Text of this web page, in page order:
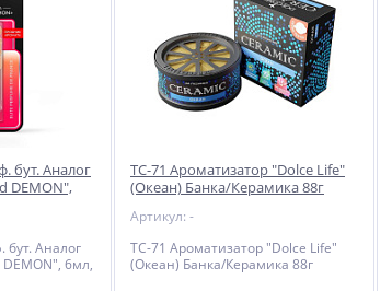
бут. Аналог
DEMON",
бут. Аналог
6мл,
TC-71 Ароматизатор "Dolce Life"
(Океан) Банка/Керамика 88г
Артикул: -
TC-71 Ароматизатор "Dolce Life"
(Океан) Банка/Керамика 88г